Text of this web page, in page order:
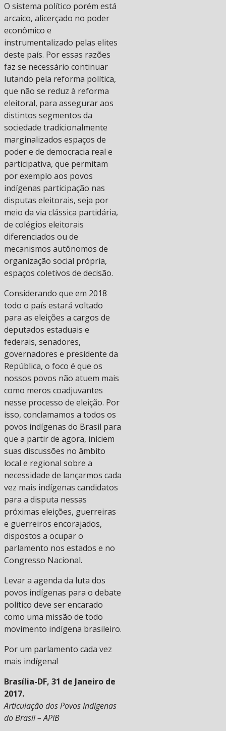
O sistema político porém está
arcaico, alicerçado no poder
econômico e
instrumentalizado pelas elites
deste país. Por essas razões
faz se necessário continuar
lutando pela reforma política,
que não se reduz à reforma
eleitoral, para assegurar aos
distintos segmentos da
sociedade tradicionalmente
marginalizados espaços de
poder e de democracia real e
participativa, que permitam
por exemplo aos povos
indígenas participação nas
disputas eleitorais, seja por
meio da via clássica partidária,
de colégios eleitorais
diferenciados ou de
mecanismos autônomos de
organização social própria,
espaços coletivos de decisão.
Considerando que em 2018
todo o país estará voltado
para as eleições a cargos de
deputados estaduais e
federais, senadores,
governadores e presidente da
República, o foco é que os
nossos povos não atuem mais
como meros coadjuvantes
nesse processo de eleição. Por
isso, conclamamos a todos os
povos indígenas do Brasil para
que a partir de agora, iniciem
suas discussões no âmbito
local e regional sobre a
necessidade de lançarmos cada
vez mais indígenas candidatos
para a disputa nessas
próximas eleições, guerreiras
e guerreiros encorajados,
dispostos a ocupar o
parlamento nos estados e no
Congresso Nacional.
Levar a agenda da luta dos
povos indígenas para o debate
político deve ser encarado
como uma missão de todo
movimento indígena brasileiro.
Por um parlamento cada vez
mais indígena!
Brasília-DF, 31 de Janeiro de
2017.
Articulação dos Povos Indígenas
do Brasil – APIB